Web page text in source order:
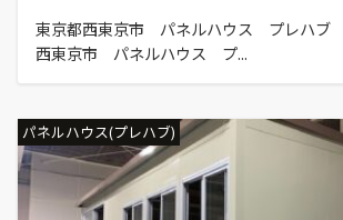
東京都西東京市 パネルハウス プレハブ
西東京市 パネルハウス プ...
パネルハウス(プレハブ)